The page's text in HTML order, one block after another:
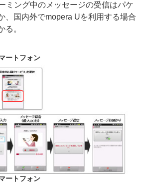
ミング中のメッセージの受信はパケ
、国内外でmopera Uを利用する場合
る。
ートフォン
ートフォン